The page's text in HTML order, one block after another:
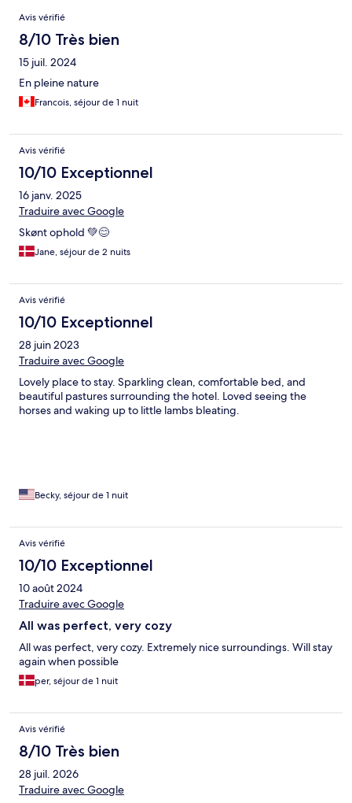
Avis
Avis vérifié
8/10 Très bien
15 juil. 2024
En pleine nature
Francois, séjour de 1 nuit
Avis vérifié
10/10 Exceptionnel
16 janv. 2025
Traduire avec Google
Skønt ophold 💚😊
Jane, séjour de 2 nuits
Avis vérifié
10/10 Exceptionnel
28 juin 2023
Traduire avec Google
Lovely place to stay. Sparkling clean, comfortable bed, and
beautiful pastures surrounding the hotel. Loved seeing the
horses and waking up to little lambs bleating.
Becky, séjour de 1 nuit
Avis vérifié
10/10 Exceptionnel
10 août 2024
Traduire avec Google
All was perfect, very cozy
All was perfect, very cozy. Extremely nice surroundings. Will stay
again when possible
per, séjour de 1 nuit
Avis vérifié
8/10 Très bien
28 juil. 2026
Traduire avec Google